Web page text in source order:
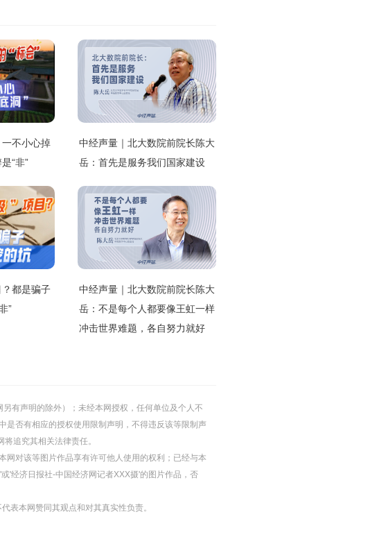
一不小心掉
“非”
中经声量｜北大数院前院长陈大
岳：首先是服务我们国家建设
？都是骗子
”
中经声量｜北大数院前院长陈大
岳：不是每个人都要像王虹一样
冲击世界难题，各自努力就好
有声明的除外）；未经本网授权，任何单位及个人不
是否有相应的授权使用限制声明，不得违反该等限制声
追究其相关法律责任。
网对该等图片作品享有许可他人使用的权利；已经与本
'经济日报社-中国经济网记者XXX摄'的图片作品，否
表本网赞同其观点和对其真实性负责。